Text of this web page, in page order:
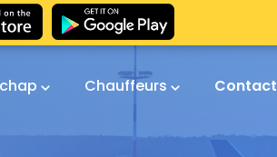
Chauffeurs Contact